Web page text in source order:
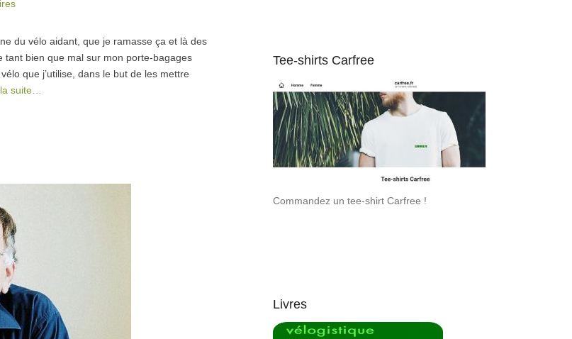
du vélo aidant, que je ramasse ça et là des
tant bien que mal sur mon porte-bagages
que j’utilise, dans le but de les mettre
suite…
Tee-shirts Carfree
Commandez un tee-shirt Carfree !
Livres